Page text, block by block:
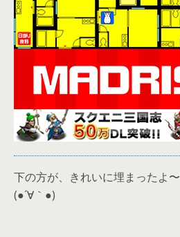
下の方が、きれいに埋まったよ〜
(●´∀｀●)